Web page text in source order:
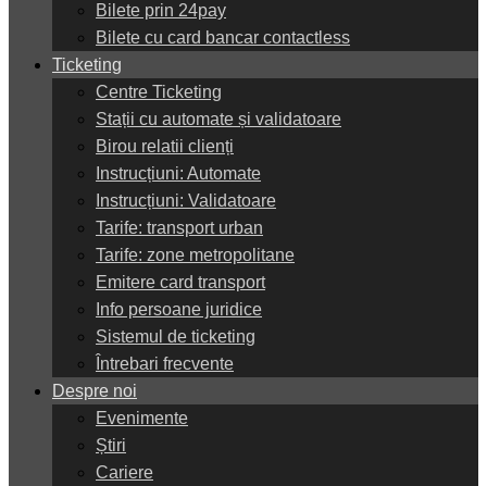
Bilete prin 24pay
Bilete cu card bancar contactless
Ticketing
Centre Ticketing
Stații cu automate și validatoare
Birou relatii clienți
Instrucțiuni: Automate
Instrucțiuni: Validatoare
Tarife: transport urban
Tarife: zone metropolitane
Emitere card transport
Info persoane juridice
Sistemul de ticketing
Întrebari frecvente
Despre noi
Evenimente
Știri
Cariere